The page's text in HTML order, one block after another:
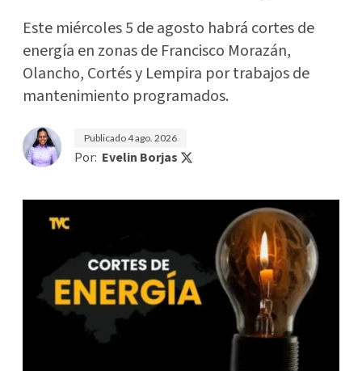
Este miércoles 5 de agosto habrá cortes de
energía en zonas de Francisco Morazán,
Olancho, Cortés y Lempira por trabajos de
mantenimiento programados.
Publicado4 ago. 2026
Por: Evelin Borjas